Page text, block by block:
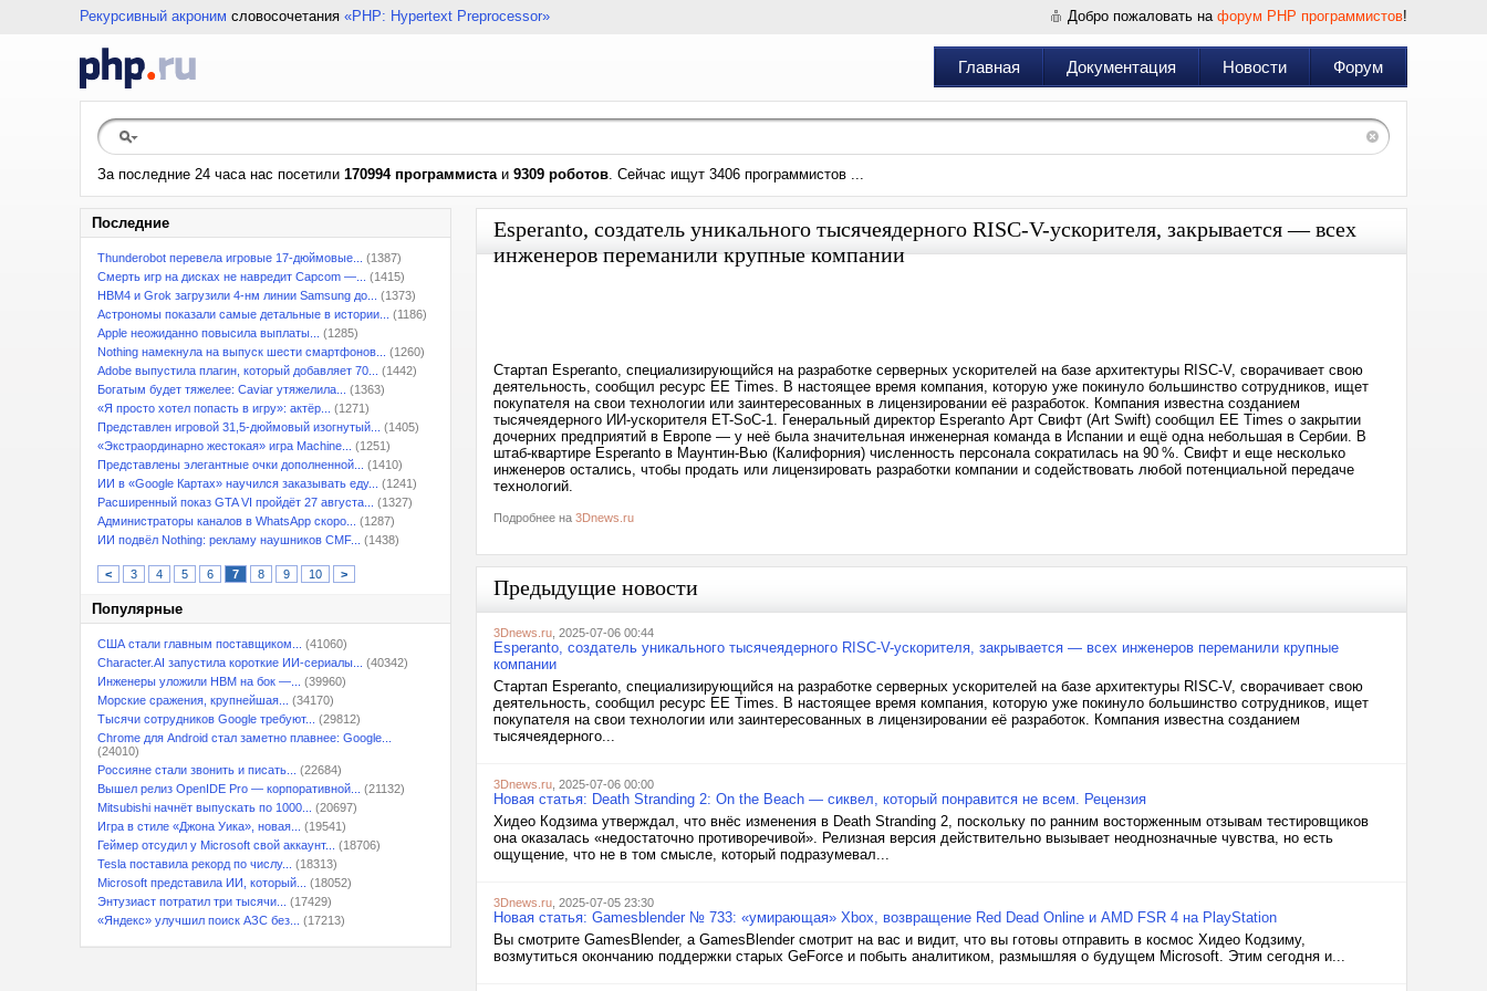
Рекурсивный акроним словосочетания «PHP: Hypertext Preprocessor» Добро пожаловать на форум PHP программистов!
Главная Документация Новости Форум
За последние 24 часа нас посетили 170994 программистаи 9309 роботов. Сейчас ищут 3406 программистов ...
Последние
Thunderobot перевела игровые 17-дюймовые...
(1387)
Смерть игр на дисках не навредит Capcom —...
(1415)
HBM4 и Grok загрузили 4-нм линии Samsung до...
(1373)
Астрономы показали самые детальные в истории...
(1186)
Apple неожиданно повысила выплаты...
(1285)
Nothing намекнула на выпуск шести смартфонов...
(1260)
Adobe выпустила плагин, который добавляет 70...
(1442)
Богатым будет тяжелее: Caviar утяжелила...
(1363)
«Я просто хотел попасть в игру»: актёр...
(1271)
Представлен игровой 31,5-дюймовый изогнутый...
(1405)
«Экстраординарно жестокая» игра Machine...
(1251)
Представлены элегантные очки дополненной...
(1410)
ИИ в «Google Картах» научился заказывать еду...
(1241)
Расширенный показ GTA VI пройдёт 27 августа...
(1327)
Администраторы каналов в WhatsApp скоро...
(1287)
ИИ подвёл Nothing: рекламу наушников CMF...
(1438)
< 3 4 5 6 7 8 9 10 >
Популярные
США стали главным поставщиком...
(41060)
Character.AI запустила короткие ИИ-сериалы...
(40342)
Инженеры уложили HBM на бок —...
(39960)
Морские сражения, крупнейшая...
(34170)
Тысячи сотрудников Google требуют...
(29812)
Chrome для Android стал заметно плавнее: Google...
(24010)
Россияне стали звонить и писать...
(22684)
Вышел релиз OpenIDE Pro — корпоративной...
(21132)
Mitsubishi начнёт выпускать по 1000...
(20697)
Игра в стиле «Джона Уика», новая...
(19541)
Геймер отсудил у Microsoft свой аккаунт...
(18706)
Tesla поставила рекорд по числу...
(18313)
Microsoft представила ИИ, который...
(18052)
Энтузиаст потратил три тысячи...
(17429)
«Яндекс» улучшил поиск АЗС без...
(17213)
Esperanto, создатель уникального тысячеядерного RISC-V-ускорителя, закрывается — всех
инженеров переманили крупные компании
Стартап Esperanto, специализирующийся на разработке серверных ускорителей на базе архитектуры RISC-V, сворачивает свою
деятельность, сообщил ресурс EE Times. В настоящее время компания, которую уже покинуло большинство сотрудников, ищет
покупателя на свои технологии или заинтересованных в лицензировании её разработок. Компания известна созданием
тысячеядерного ИИ-ускорителя ET-SoC-1. Генеральный директор Esperanto Арт Свифт (Art Swift) сообщил EE Times о закрытии
дочерних предприятий в Европе — у неё была значительная инженерная команда в Испании и ещё одна небольшая в Сербии. В
штаб-квартире Esperanto в Маунтин-Вью (Калифорния) численность персонала сократилась на 90 %. Свифт и еще несколько
инженеров остались, чтобы продать или лицензировать разработки компании и содействовать любой потенциальной передаче
технологий.
Подробнее на 3Dnews.ru
Предыдущие новости
3Dnews.ru , 2025-07-06 00:44
Esperanto, создатель уникального тысячеядерного RISC-V-ускорителя, закрывается — всех инженеров переманили крупные
компании
Стартап Esperanto, специализирующийся на разработке серверных ускорителей на базе архитектуры RISC-V, сворачивает свою
деятельность, сообщил ресурс EE Times. В настоящее время компания, которую уже покинуло большинство сотрудников, ищет
покупателя на свои технологии или заинтересованных в лицензировании её разработок. Компания известна созданием
тысячеядерного...
3Dnews.ru , 2025-07-06 00:00
Новая статья: Death Stranding 2: On the Beach — сиквел, который понравится не всем. Рецензия
Хидео Кодзима утверждал, что внёс изменения в Death Stranding 2, поскольку по ранним восторженным отзывам тестировщиков
она оказалась «недостаточно противоречивой». Релизная версия действительно вызывает неоднозначные чувства, но есть
ощущение, что не в том смысле, который подразумевал...
3Dnews.ru , 2025-07-05 23:30
Новая статья: Gamesblender № 733: «умирающая» Xbox, возвращение Red Dead Online и AMD FSR 4 на PlayStation
Вы смотрите GamesBlender, а GamesBlender смотрит на вас и видит, что вы готовы отправить в космос Хидео Кодзиму,
возмутиться окончанию поддержки старых GeForce и побыть аналитиком, размышляя о будущем Microsoft. Этим сегодня и...